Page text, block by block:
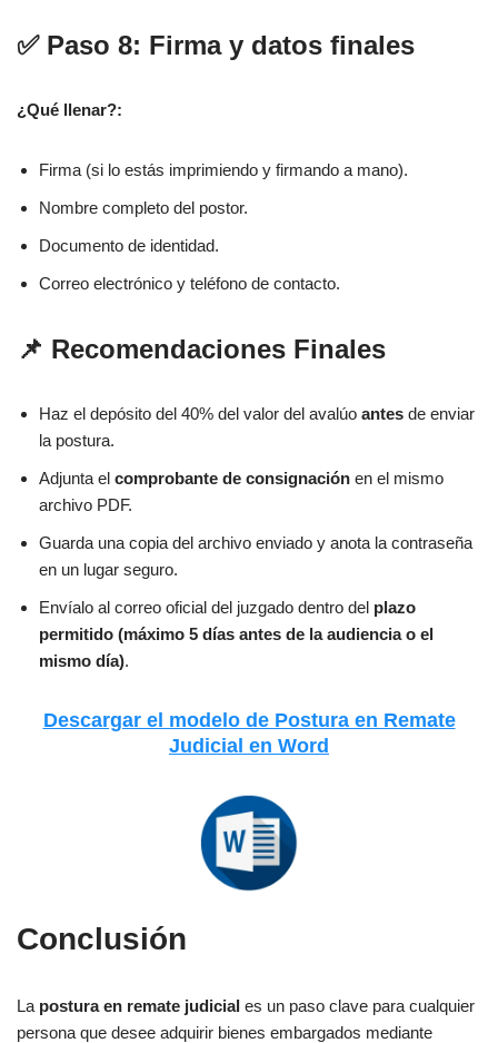
✅ Paso 8: Firma y datos finales
¿Qué llenar?:
Firma (si lo estás imprimiendo y firmando a mano).
Nombre completo del postor.
Documento de identidad.
Correo electrónico y teléfono de contacto.
📌 Recomendaciones Finales
Haz el depósito del 40% del valor del avalúo antes de enviar
la postura.
Adjunta el comprobante de consignación en el mismo
archivo PDF.
Guarda una copia del archivo enviado y anota la contraseña
en un lugar seguro.
Envíalo al correo oficial del juzgado dentro del plazo
permitido (máximo 5 días antes de la audiencia o el
mismo día).
Descargar el modelo de Postura en Remate
Judicial en Word
Conclusión
La postura en remate judicial es un paso clave para cualquier
persona que desee adquirir bienes embargados mediante